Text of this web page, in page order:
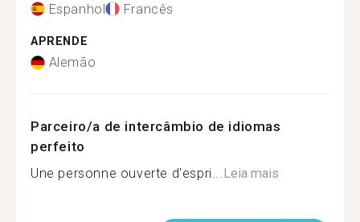
Espanhol Francês
APRENDE
Alemão
Parceiro/a de intercâmbio de idiomas
perfeito
Une personne ouverte d'espri...Leia mais